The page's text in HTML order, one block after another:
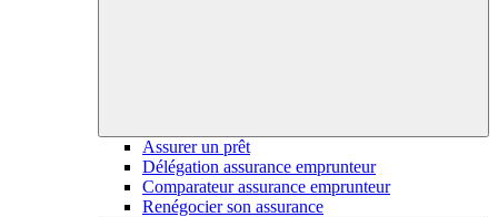
Assurer un prêt
Délégation assurance emprunteur
Comparateur assurance emprunteur
Renégocier son assurance